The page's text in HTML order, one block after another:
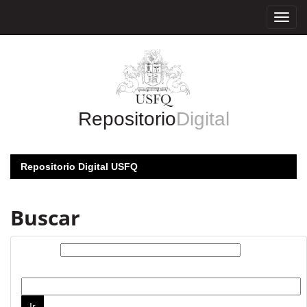
RepositorioDigital
Repositorio Digital USFQ
Buscar